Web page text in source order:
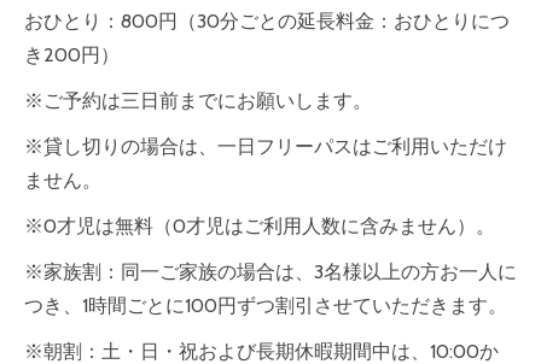
おひとり：800円（30分ごとの延長料金：おひとりにつ
き200円）
※ご予約は三日前までにお願いします。
※貸し切りの場合は、一日フリーパスはご利用いただけ
ません。
※0才児は無料（0才児はご利用人数に含みません）。
※家族割：同一ご家族の場合は、3名様以上の方お一人に
つき、1時間ごとに100円ずつ割引させていただきます。
※朝割：土・日・祝および長期休暇期間中は、10:00か